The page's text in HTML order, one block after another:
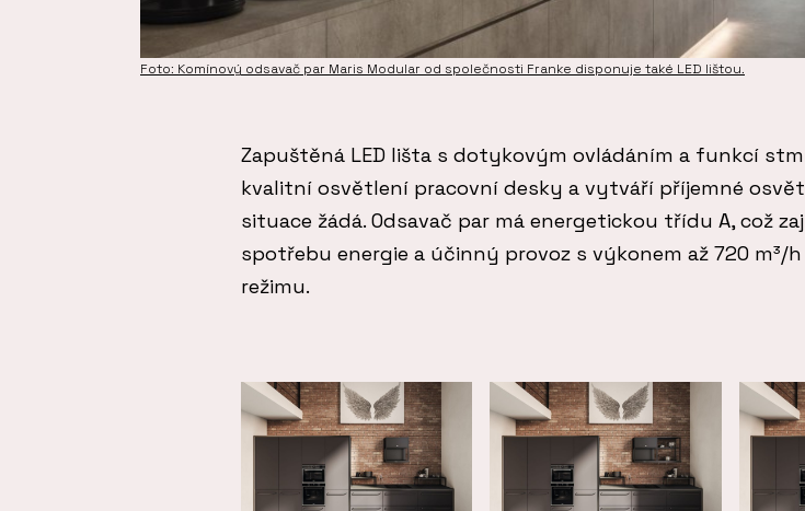
Foto: Komínový odsavač par Maris Modular od společnosti Franke disponuje také LED lištou.
Zapuštěná LED lišta s dotykovým ovládáním a funkcí
kvalitní osvětlení pracovní desky a vytváří příjemné
situace žádá. Odsavač par má energetickou třídu A, což
spotřebu energie a účinný provoz s výkonem až 720 m³/
režimu.